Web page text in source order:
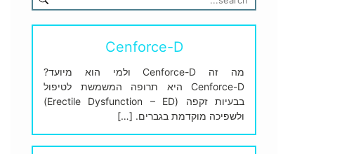
Cenforce-D
מה זה Cenforce-D ולמי הוא מיועד?
Cenforce-D היא תרופה המשמשת לטיפול
בבעיות זקפה (Erectile Dysfunction – ED)
ולשפיכה מוקדמת בגברים. […]